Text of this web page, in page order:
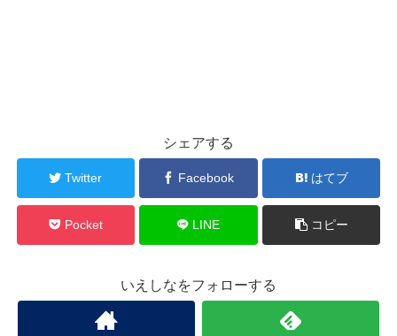
シェアする
Twitter Facebook はてブ
Pocket LINE コピー
いえしなをフォローする